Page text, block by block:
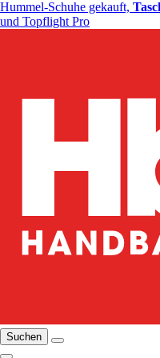
Hummel-Schuhe gekauft,
und Topflight Pro
Suchen